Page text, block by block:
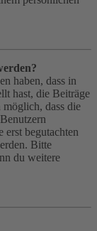
haben, dass in
hast, die Beiträge
möglich, dass die
erst begutachten
Bitte
du weitere